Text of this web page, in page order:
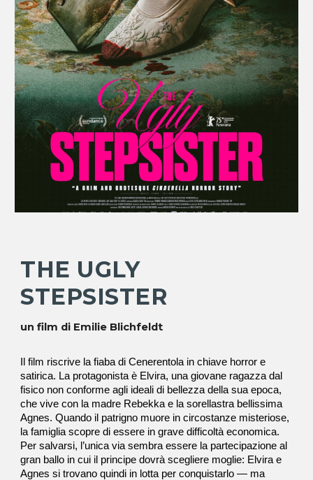
THE UGLY
STEPSISTER
un film di Emilie Blichfeldt
Il film riscrive la fiaba di Cenerentola in chiave horror e
satirica. La protagonista è Elvira, una giovane ragazza dal
fisico non conforme agli ideali di bellezza della sua epoca,
che vive con la madre Rebekka e la sorellastra bellissima
Agnes. Quando il patrigno muore in circostanze misteriose,
la famiglia scopre di essere in grave difficoltà economica.
Per salvarsi, l’unica via sembra essere la partecipazione al
gran ballo in cui il principe dovrà scegliere moglie: Elvira e
Agnes si trovano quindi in lotta per conquistarlo — ma